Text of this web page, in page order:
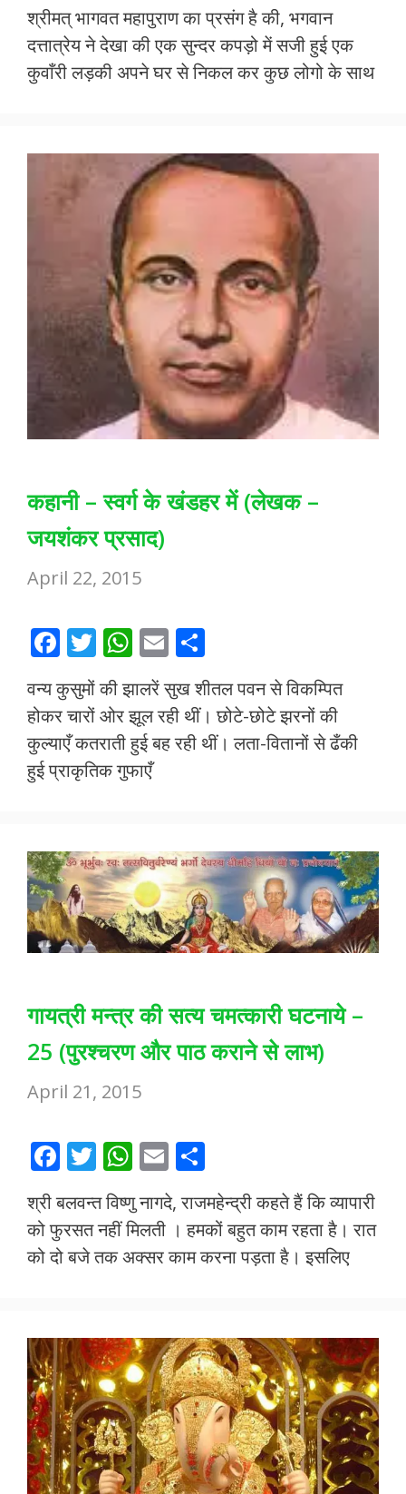
e
b
o
k
itt
er
at
s
A
p
ai
l
ar
e
श्रीमत् भागवत महापुराण का प्रसंग है की, भगवान
दत्तात्रेय ने देखा की एक सुन्दर कपड़ो में सजी हुई एक
कुवाँरी लड़की अपने घर से निकल कर कुछ लोगो के साथ
कहानी – स्वर्ग के खंडहर में (लेखक –
जयशंकर प्रसाद)
April 22, 2015
F
ac
e
b
o
o
T
w
itt
er
W
at
s
A
p
E
ai
l
h
ar
e
वन्य कुसुमों की झालरें सुख शीतल पवन से विकम्पित
होकर चारों ओर झूल रही थीं। छोटे-छोटे झरनों की
कुल्याएँ कतराती हुई बह रही थीं। लता-वितानों से ढँकी
हुई प्राकृतिक गुफाएँ
गायत्री मन्त्र की सत्य चमत्कारी घटनाये –
25 (पुरश्चरण और पाठ कराने से लाभ)
April 21, 2015
F
e
b
o
k
T
w
itt
er
W
at
s
A
p
E
m
ai
l
h
ar
e
श्री बलवन्त विष्णु नागदे, राजमहेन्द्री कहते हैं कि व्यापारी
को फुरसत नहीं मिलती । हमकों बहुत काम रहता है। रात
को दो बजे तक अक्सर काम करना पड़ता है। इसलिए